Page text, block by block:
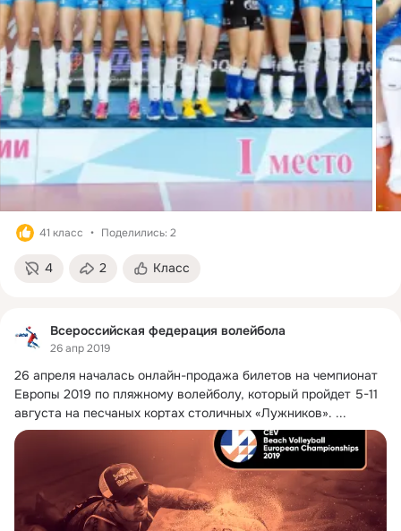
41 класс Поделились: 2
4 2 Класс
Всероссийская федерация волейбола
26 апр 2019
26 апреля началась онлайн-продажа билетов на чемпионат
Европы 2019 по пляжному волейболу, который пройдет 5-11
августа на песчаных кортах столичных «Лужников». ...